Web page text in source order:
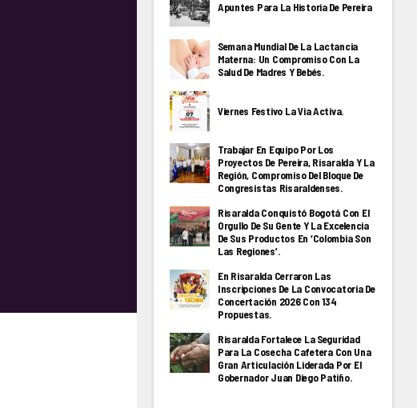
Apuntes Para La Historia De Pereira
Semana Mundial De La Lactancia
Materna: Un Compromiso Con La
Salud De Madres Y Bebés.
Viernes Festivo La Via Activa.
Trabajar En Equipo Por Los
Proyectos De Pereira, Risaralda Y La
Región, Compromiso Del Bloque De
Congresistas Risaraldenses.
Risaralda Conquistó Bogotá Con El
Orgullo De Su Gente Y La Excelencia
De Sus Productos En ‘Colombia Son
Las Regiones’.
En Risaralda Cerraron Las
Inscripciones De La Convocatoria De
Concertación 2026 Con 134
Propuestas.
Risaralda Fortalece La Seguridad
Para La Cosecha Cafetera Con Una
Gran Articulación Liderada Por El
Gobernador Juan Diego Patiño.